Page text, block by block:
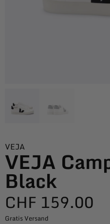
VEJA
VEJA
Black
CHF 159.00
Gratis Versand